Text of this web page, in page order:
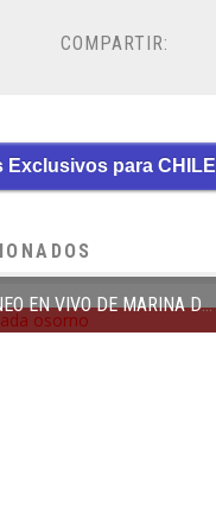
COMPARTIR:
Exclusivos para
RESULTADOS DEL TORNEO EN VIVO DE MARINA DEL SOL EN OSORNO